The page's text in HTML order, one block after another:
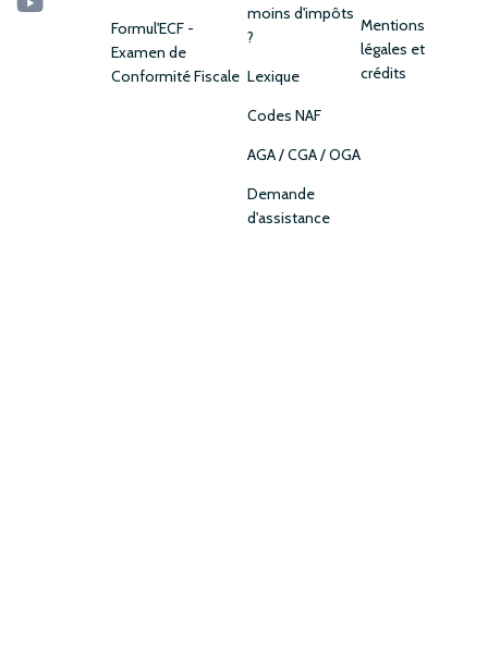
Formul'ECF -
Examen de
Conformité Fiscale
moins d'impôts
?
Lexique
Codes NAF
AGA / CGA / OGA
Demande
d'assistance
Mentions
légales et
crédits